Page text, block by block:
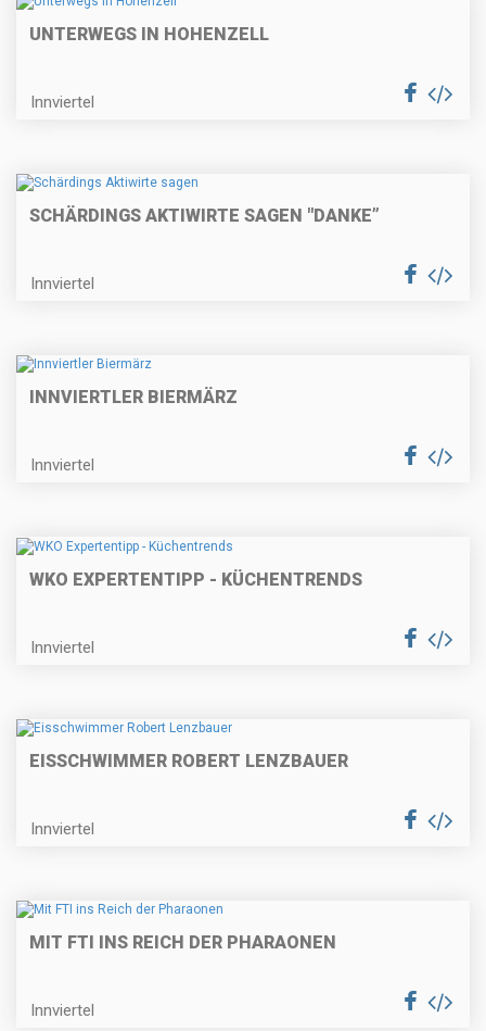
UNTERWEGS IN HOHENZELL
Innviertel
SCHÄRDINGS AKTIWIRTE SAGEN "DANKE”
Innviertel
INNVIERTLER BIERMÄRZ
Innviertel
WKO EXPERTENTIPP - KÜCHENTRENDS
Innviertel
EISSCHWIMMER ROBERT LENZBAUER
Innviertel
MIT FTI INS REICH DER PHARAONEN
Innviertel